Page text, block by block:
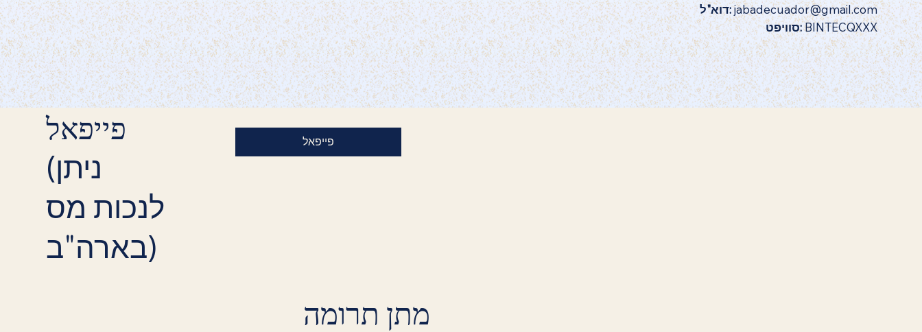
פייפאל
(ניתן
לנכות מס
בארה"ב)
פייפאל
מתן תרומה
דוא"ל:jabadecuador@gmail.com
סוויפט:BINTECQXXX